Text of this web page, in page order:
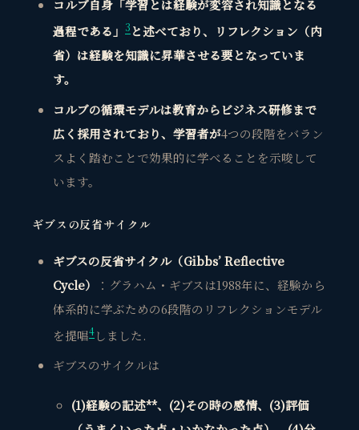
コルブ自身「学習とは経験が変容され知識となる
過程である」 3と述べており、リフレクション（内
省）は経験を知識に昇華させる要となっていま
す。
コルブの循環モデルは教育からビジネス研修まで
広く採用されており、学習者が4つの段階をバラン
スよく踏むことで効果的に学べる ことを示唆して
います。
ギブスの反省サイクル
ギブスの反省サイクル（Gibbs’ Reflective
Cycle）
：グラハム・ギブスは1988年に、経験から
体系的に学ぶための6段階のリフレクションモデル
を提唱4しました.
ギブスのサイクルは
(1)経験の記述**、(2)その時の感情、(3)評価